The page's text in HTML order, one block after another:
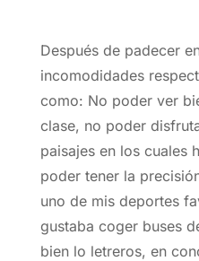
Después de padecer
incomodidades
como: No poder ver
clase, no poder
paisajes en los cuales
poder tener la
uno de mis deportes
gustaba coger buses
bien lo letreros, en